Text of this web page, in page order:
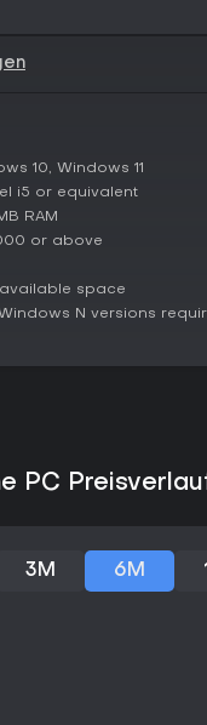
10, Windows 11
i5 or equivalent
RAM
or above
available space
N versions
PC
3M 6M